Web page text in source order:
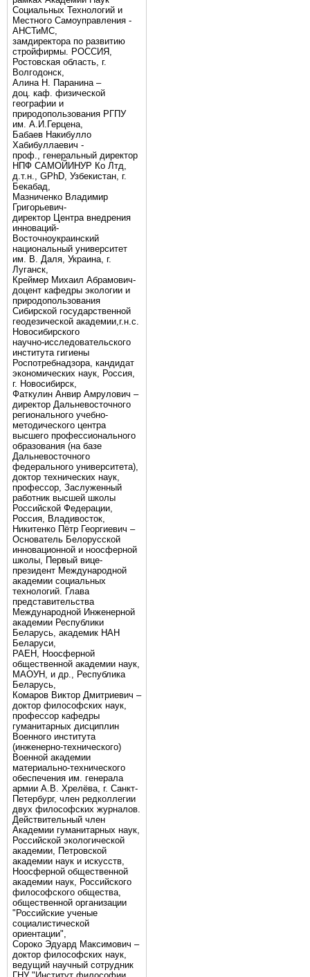
Социальных Технологий и
Местного Самоуправления -
АНСТиМС,
замдиректора по развитию
стройфирмы. РОССИЯ,
Ростовская область, г.
Волгодонск,
Алина Н. Паранина –
доц. каф. физической
географии и
природопользования РГПУ
им. А.И.Герцена,
Бабаев Накибулло
Хабибуллаевич -
проф., генеральный директор
НПФ САМОЙИНУР Ко Лтд,
д.т.н., GPhD, Узбекистан, г.
Бекабад,
Мазниченко Владимир
Григорьевич-
директор Центра внедрения
инноваций-
Восточноукраинский
национальный университет
им. В. Даля, Украина, г.
Луганск,
Креймер Михаил Абрамович-
доцент кафедры экологии и
природопользования
Сибирской государственной
геодезической академии,г.н.с.
Новосибирского
научно-исследовательского
института гигиены
Роспотребнадзора, кандидат
экономических наук, Россия,
г. Новосибирск,
Фаткулин Анвир Амрулович –
директор Дальневосточного
регионального учебно-
методического центра
высшего профессионального
образования (на базе
Дальневосточного
федерального университета),
доктор технических наук,
профессор, Заслуженный
работник высшей школы
Российской Федерации,
Россия, Владивосток,
Никитенко Пётр Георгиевич –
Основатель Белорусской
инновационной и ноосферной
школы, Первый вице-
президент Международной
академии социальных
технологий. Глава
представительства
Международной Инженерной
академии Республики
Беларусь, академик НАН
Беларуси,
РАЕН, Ноосферной
общественной академии наук,
МАОУН, и др., Республика
Беларусь,
Комаров Виктор Дмитриевич –
доктор философских наук,
профессор кафедры
гуманитарных дисциплин
Военного института
(инженерно-технического)
Военной академии
материально-технического
обеспечения им. генерала
армии А.В. Хрелёва, г. Санкт-
Петербург, член редколлегии
двух философских журналов.
Действительный член
Академии гуманитарных наук,
Российской экологической
академии, Петровской
академии наук и искусств,
Ноосферной общественной
академии наук, Российского
философского общества,
общественной организации
"Российские ученые
социалистической
ориентации",
Сороко Эдуард Максимович –
доктор философских наук,
ведущий научный сотрудник